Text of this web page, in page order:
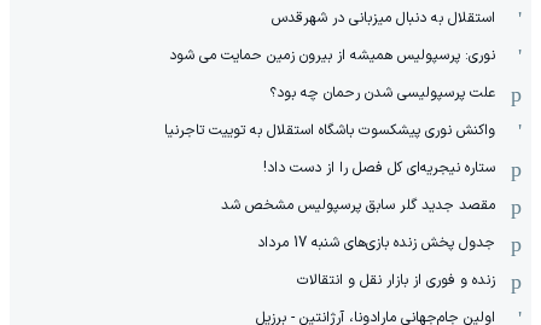
استقلال به دنبال میزبانی در شهرقدس
نوری: پرسپولیس همیشه از بیرون زمین حمایت می شود
علت پرسپولیسی شدن رحمان چه بود؟
واکنش نوری پیشکسوت باشگاه استقلال به توییت تاجرنیا
ستاره نیجریه‌ای کل فصل را از دست داد!
مقصد جدید گلر سابق پرسپولیس مشخص شد
جدول پخش زنده بازی‌های شنبه 17 مرداد
زنده و فوری از بازار نقل و انتقالات
اولین جام‌جهانی مارادونا، آرژانتین - برزیل